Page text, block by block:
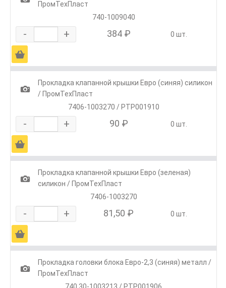
ПромТехПласт
740-1009040
- + 384 ₽ 0 шт.
Ä
1
Прокладка клапанной крышки Евро (синяя) силикон
/ ПромТехПласт
7406-1003270 / РТР001910
- + 90 ₽ 0 шт.
Ä
1
Прокладка клапанной крышки Евро (зеленая)
силикон / ПромТехПласт
7406-1003270
- + 81,50 ₽ 0 шт.
Ä
1
Прокладка головки блока Евро-2,3 (синяя) металл /
ПромТехПласт